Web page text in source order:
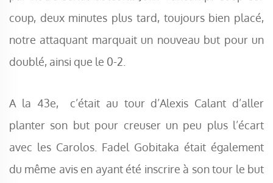
coup, deux minutes plus tard, toujours bien placé,
notre attaquant marquait un nouveau but pour un
doublé, ainsi que le 0-2.
A la 43e, c’était au tour d’Alexis Calant d’aller
planter son but pour creuser un peu plus l’écart
avec les Carolos. Fadel Gobitaka était également
du même avis en ayant été inscrire à son tour le but